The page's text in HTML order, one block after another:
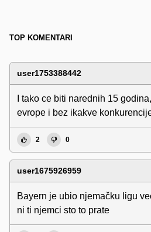
TOP KOMENTARI
user1753388442
I tako ce biti narednih 15
evrope i bez ikakve
2 0
user1675926959
Bayern je ubio njemačku ligu
ni ti njemci sto to prate